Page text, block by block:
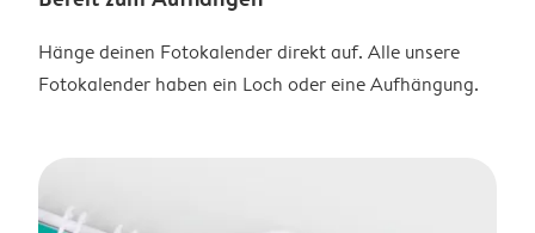
Hänge deinen Fotokalender direkt auf. Alle unsere
Fotokalender haben ein Loch oder eine Aufhängung.